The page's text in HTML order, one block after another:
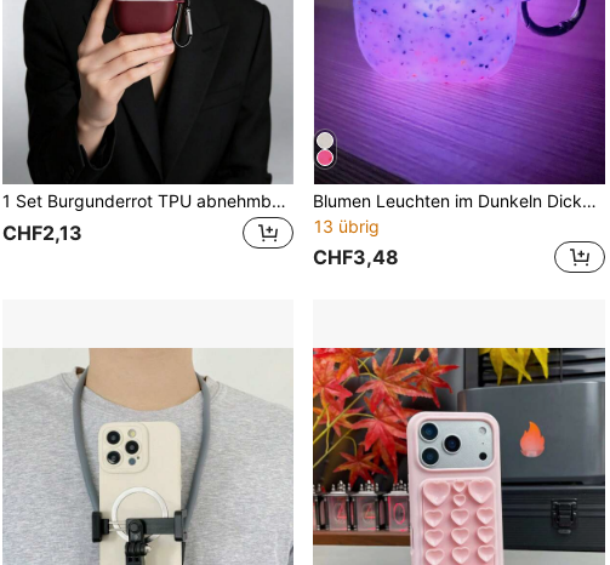
1 Set Burgunderrot TPU abnehmbare Kopfhörer Schutzhülle (mit Haken), Anti-Fall Schutzhülle, für AirPods 1/2/3/4/Pro/Pro 2/Pro 3
CHF2,13
Blumen Leuchten im Dunkeln Dicke Silikon Soft Hülle für AirPods (1. bis 4. Generation, Pro, Pro 2) Kopfhörer Schutzhülle
13 übrig
CHF3,48